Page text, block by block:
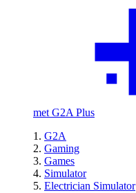
met G2A Plus
G2A
Gaming
Games
Simulator
Electrician Simulator